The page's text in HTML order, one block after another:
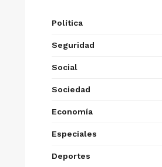
Política
Seguridad
Social
Sociedad
Economía
Especiales
Deportes